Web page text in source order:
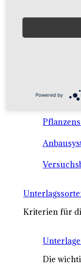
Kriterien für
Die
Powered by